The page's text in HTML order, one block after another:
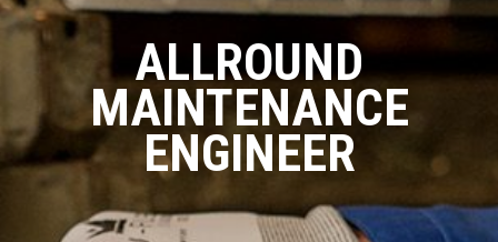
ALLROUND
MAINTENANCE
ENGINEER